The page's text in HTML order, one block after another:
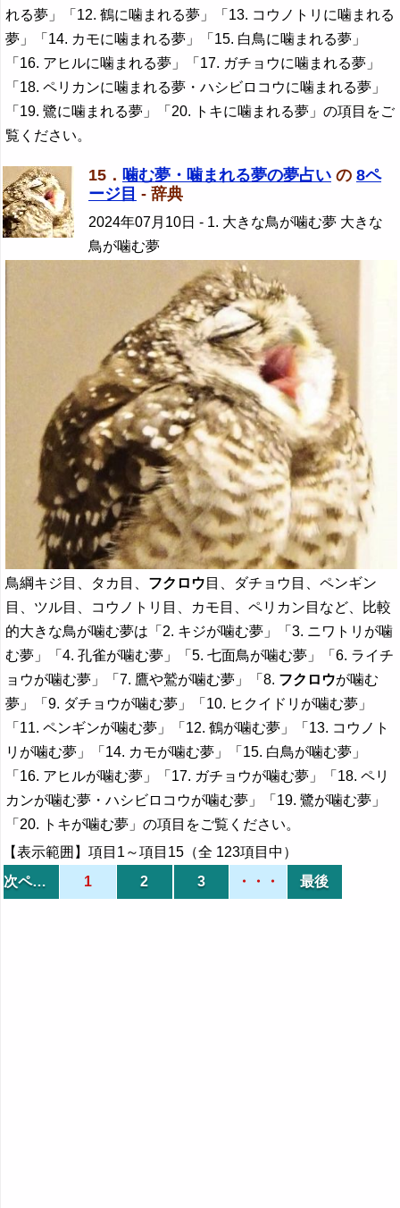
れる夢」「12. 鶴に噛まれる夢」「13. コウノトリに噛まれる
夢」「14. カモに噛まれる夢」「15. 白鳥に噛まれる夢」
「16. アヒルに噛まれる夢」「17. ガチョウに噛まれる夢」
「18. ペリカンに噛まれる夢・ハシビロコウに噛まれる夢」
「19. 鷺に噛まれる夢」「20. トキに噛まれる夢」の項目をご
覧ください。
15． 噛む夢・噛まれる夢の夢占い の 8ペ
ージ目 - 辞典
2024年07月10日 - 1. 大きな鳥が噛む夢 大きな
鳥が噛む夢
鳥綱キジ目、タカ目、 フクロウ 目、ダチョウ目、ペンギン
目、ツル目、コウノトリ目、カモ目、ペリカン目など、比較
的大きな鳥が噛む夢は「2. キジが噛む夢」「3. ニワトリが噛
む夢」「4. 孔雀が噛む夢」「5. 七面鳥が噛む夢」「6. ライチ
ョウが噛む夢」「7. 鷹や鷲が噛む夢」「8. フクロウが噛む
夢」「9. ダチョウが噛む夢」「10. ヒクイドリが噛む夢」
「11. ペンギンが噛む夢」「12. 鶴が噛む夢」「13. コウノト
リが噛む夢」「14. カモが噛む夢」「15. 白鳥が噛む夢」
「16. アヒルが噛む夢」「17. ガチョウが噛む夢」「18. ペリ
カンが噛む夢・ハシビロコウが噛む夢」「19. 鷺が噛む夢」
「20. トキが噛む夢」の項目をご覧ください。
【表示範囲】項目1～項目15（全 123項目中）
次ページ
1 2 3 ・・・ 最後